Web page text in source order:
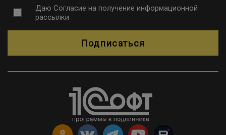
Даю Согласие на получение информационной
рассылки
Подписаться